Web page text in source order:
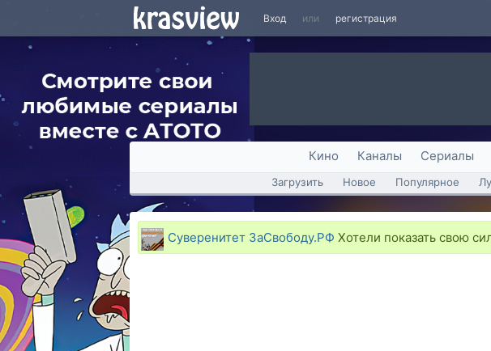
Вход или регистрация
Кино Каналы Сериалы
Загрузить Новое Популярное
Суверенитет ЗаСвободу.РФ Хотели показать свою